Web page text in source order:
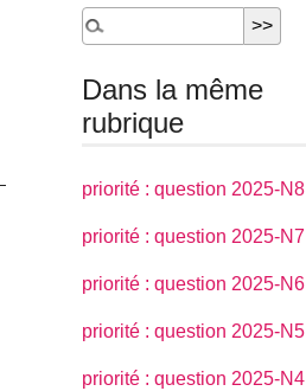
Dans la même
rubrique
priorité : question 2025-N8
priorité : question 2025-N7
priorité : question 2025-N6
priorité : question 2025-N5
priorité : question 2025-N4